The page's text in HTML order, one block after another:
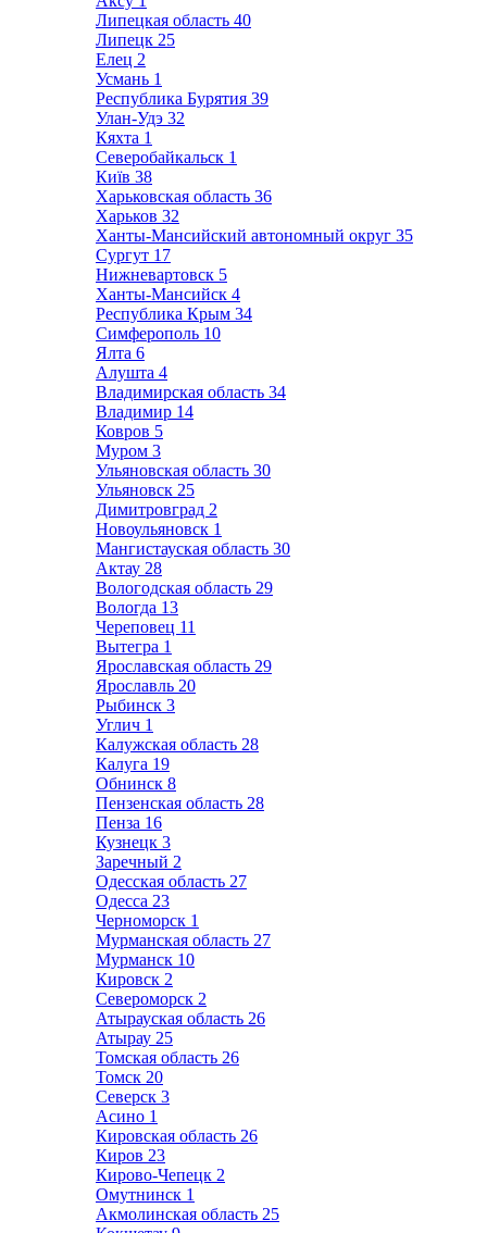
Липецкая область 40
Липецк 25
Елец 2
Усмань 1
Республика Бурятия 39
Улан-Удэ 32
Кяхта 1
Северобайкальск 1
Київ 38
Харьковская область 36
Харьков 32
Ханты-Мансийский автономный округ 35
Сургут 17
Нижневартовск 5
Ханты-Мансийск 4
Республика Крым 34
Симферополь 10
Ялта 6
Алушта 4
Владимирская область 34
Владимир 14
Ковров 5
Муром 3
Ульяновская область 30
Ульяновск 25
Димитровград 2
Новоульяновск 1
Мангистауская область 30
Актау 28
Вологодская область 29
Вологда 13
Череповец 11
Вытегра 1
Ярославская область 29
Ярославль 20
Рыбинск 3
Углич 1
Калужская область 28
Калуга 19
Обнинск 8
Пензенская область 28
Пенза 16
Кузнецк 3
Заречный 2
Одесская область 27
Одесса 23
Черноморск 1
Мурманская область 27
Мурманск 10
Кировск 2
Североморск 2
Атырауская область 26
Атырау 25
Томская область 26
Томск 20
Северск 3
Асино 1
Кировская область 26
Киров 23
Кирово-Чепецк 2
Омутнинск 1
Акмолинская область 25